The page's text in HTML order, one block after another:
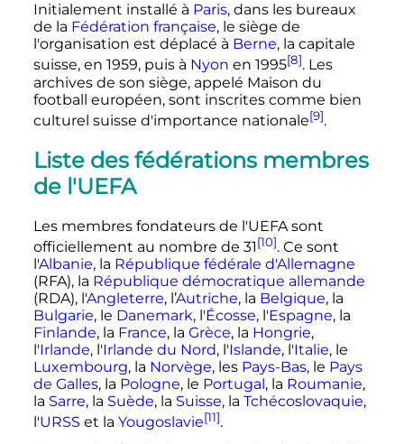
Initialement installé à Paris, dans les bureaux
de la Fédération française, le siège de
l'organisation est déplacé à Berne, la capitale
suisse, en 1959, puis à Nyon en 1995[8]. Les
archives de son siège, appelé Maison du
football européen, sont inscrites comme bien
culturel suisse d'importance nationale[9].
Liste des fédérations membres
de l'UEFA
Les membres fondateurs de l'UEFA sont
officiellement au nombre de 31[10]. Ce sont
l'Albanie, la République fédérale d'Allemagne
(RFA), la République démocratique allemande
(RDA), l'Angleterre, l’Autriche, la Belgique, la
Bulgarie, le Danemark, l'Écosse, l'Espagne, la
Finlande, la France, la Grèce, la Hongrie,
l'Irlande, l'Irlande du Nord, l'Islande, l'Italie, le
Luxembourg, la Norvège, les Pays-Bas, le Pays
de Galles, la Pologne, le Portugal, la Roumanie,
la Sarre, la Suède, la Suisse, la Tchécoslovaquie,
l'URSS et la Yougoslavie[11].